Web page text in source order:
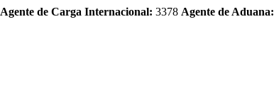
Agente de Carga Internacional: 3378 Agente de Aduana: